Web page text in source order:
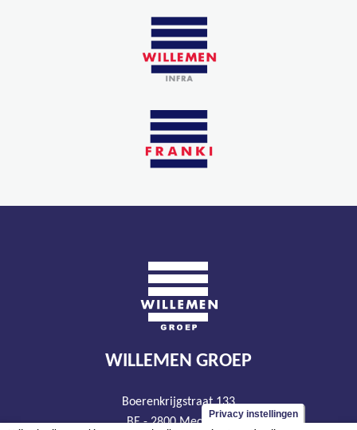
WILLEMEN GROEP
Boerenkrijgstraat 133
BE - 2800 Mechelen
Privacy instellingen